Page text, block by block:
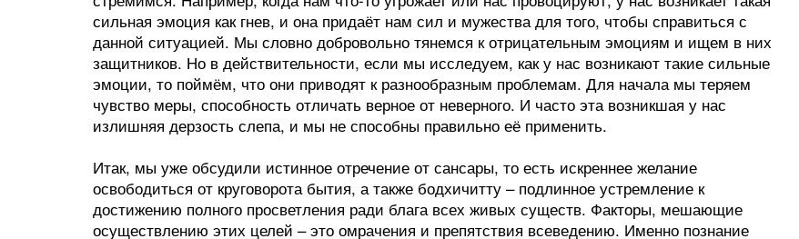
сильная эмоция как гнев, и она придаёт нам сил и мужества для того, чтобы справиться с
данной ситуацией. Мы словно добровольно тянемся к отрицательным эмоциям и ищем в них
защитников. Но в действительности, если мы исследуем, как у нас возникают такие сильные
эмоции, то поймём, что они приводят к разнообразным проблемам. Для начала мы теряем
чувство меры, способность отличать верное от неверного. И часто эта возникшая у нас
излишняя дерзость слепа, и мы не способны правильно её применить.
Итак, мы уже обсудили истинное отречение от сансары, то есть искреннее желание
освободиться от круговорота бытия, а также бодхичитту – подлинное устремление к
достижению полного просветления ради блага всех живых существ. Факторы, мешающие
осуществлению этих целей – это омрачения и препятствия всеведению. Именно познание